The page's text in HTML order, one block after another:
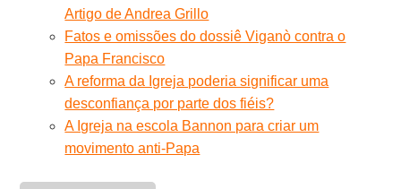
Artigo de Andrea Grillo
Fatos e omissões do dossiê Viganò contra o
Papa Francisco
A reforma da Igreja poderia significar uma
desconfiança por parte dos fiéis?
A Igreja na escola Bannon para criar um
movimento anti-Papa